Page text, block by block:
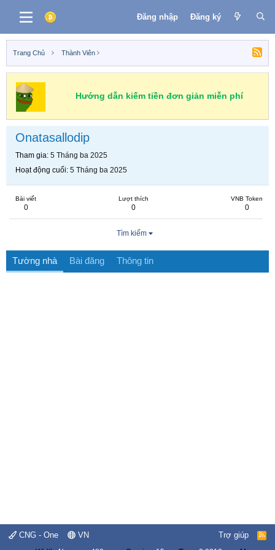
Đăng nhập Đăng ký
Trang Chủ Thành Viên
Hướng dẫn kiếm tiền đơn giản miễn phí
Onatasallodip
Tham gia 5 Tháng ba 2025
Hoạt động cuối 5 Tháng ba 2025
Bài viết
0
Lượt thích
0
VNB Token
0
Tìm kiếm
Tường nhà Bài đăng Thông tin
CNG - One VN Trợ giúp
R